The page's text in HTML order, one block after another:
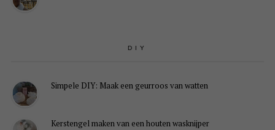
DIY
Simpele DIY: Maak een geurroos van watten
Kerstengel maken van een houten wasknijper